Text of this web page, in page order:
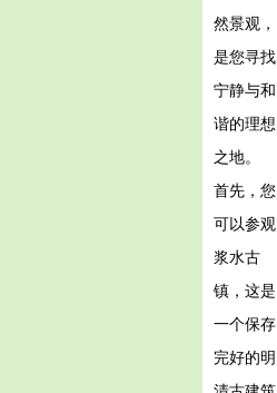
然景观，
是您寻找
宁静与和
谐的理想
之地。
首先，您
可以参观
浆水古
镇，这是
一个保存
完好的明